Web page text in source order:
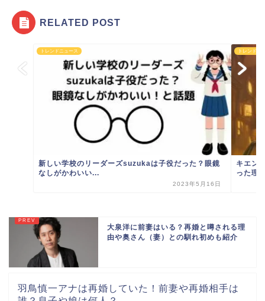
RELATED POST
トレンドニュース
新しい学校のリーダーズsuzukaは子役だった？眼鏡
なしがかわいい...
2023年5月16日
トレンドニ
キエン
った理
大泉洋に前妻はいる？再婚と噂される理
由や奥さん（妻）との馴れ初めも紹介
羽鳥慎一アナは再婚していた！前妻や再婚相手は